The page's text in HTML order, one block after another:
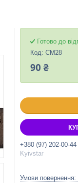
Готово до
Код: CM28
90 ₴
+380 (97) 202-00-44
Kyivstar